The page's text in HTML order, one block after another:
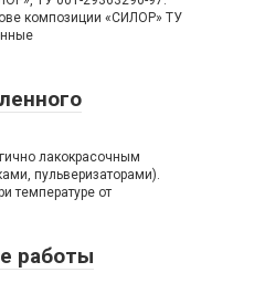
композиции «СИЛОР» ТУ
лакокрасочным
пульверизаторами).
температуре от
работы